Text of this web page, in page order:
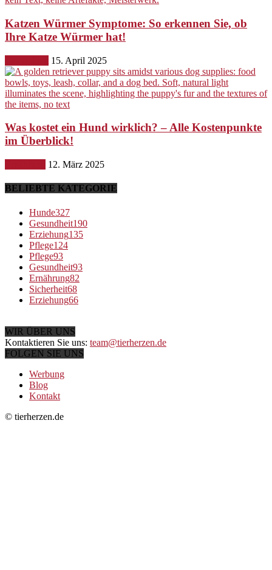
Katzen Würmer Symptome: So erkennen Sie, ob
Ihre Katze Würmer hat!
15. April 2025
Was kostet ein Hund wirklich? – Alle Kostenpunkte
im Überblick!
12. März 2025
BELIEBTE KATEGORIE
Hunde327
Gesundheit190
Erziehung135
Pflege124
Pflege93
Gesundheit93
Ernährung82
Sicherheit68
Erziehung66
WIR ÜBER UNS
Kontaktieren Sie uns: team@tierherzen.de
FOLGEN SIE UNS
Werbung
Blog
Kontakt
© tierherzen.de